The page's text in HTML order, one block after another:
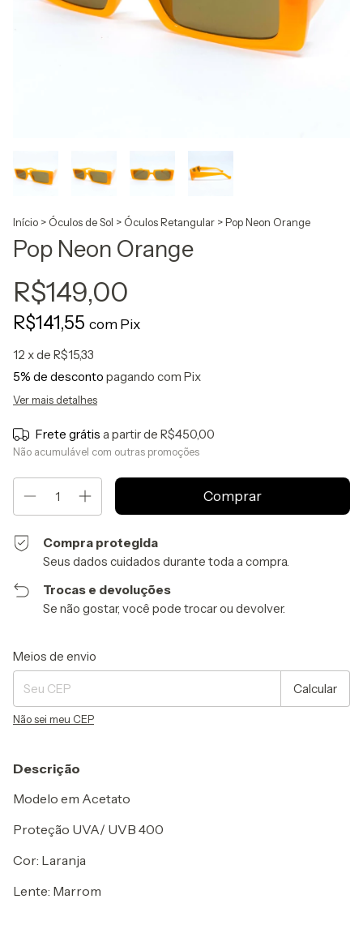
Início > Óculos de Sol > Óculos Retangular >Pop Neon Orange
Pop Neon Orange
R$149,00
R$141,55 com Pix
12 x de R$15,33
5% de desconto pagando com Pix
Ver mais detalhes
Frete grátis a partir de R$450,00
Não acumulável com outras promoções
Compra protegida
Seus dados cuidados durante toda a compra.
Trocas e devoluções
Se não gostar, você pode trocar ou devolver.
Entregas para o CEP:
Meios de envio
Calcular
Não sei meu CEP
Descrição
Modelo em Acetato
Proteção UVA/ UVB 400
Cor: Laranja
Lente: Marrom